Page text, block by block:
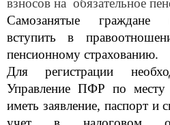
Самозанятые граждане
вступить в
пенсионному страхованию.
Для регистрации
Управление ПФР по месту
иметь заявление, паспорт и